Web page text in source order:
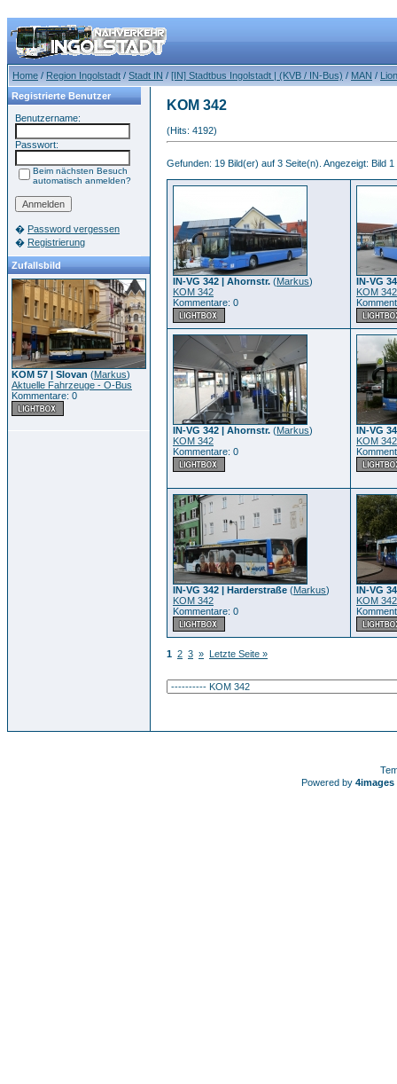
Home / Region Ingolstadt / Stadt IN / [IN] Stadtbus Ingolstadt | (KVB / IN-Bus) / MAN /
Registrierte Benutzer
Benutzername:
Passwort:
Beim nächsten Besuch
automatisch anmelden?
� Password vergessen
� Registrierung
Zufallsbild
KOM 57 | Slovan (Markus)
Aktuelle Fahrzeuge - O-Bus
Kommentare: 0
KOM 342
(Hits: 4192)
Gefunden: 19 Bild(er) auf 3 Seite(n). Angezeigt: Bild 1
IN-VG 342 | Ahornstr. (Markus)
KOM 342
Kommentare: 0
IN-VG
KOM 342
IN-VG 342 | Ahornstr. (Markus)
KOM 342
Kommentare: 0
IN-VG
KOM 342
IN-VG 342 | Harderstraße (Markus)
KOM 342
Kommentare: 0
IN-VG
KOM 342
1 2 3 » Letzte Seite »
Powered by 4images